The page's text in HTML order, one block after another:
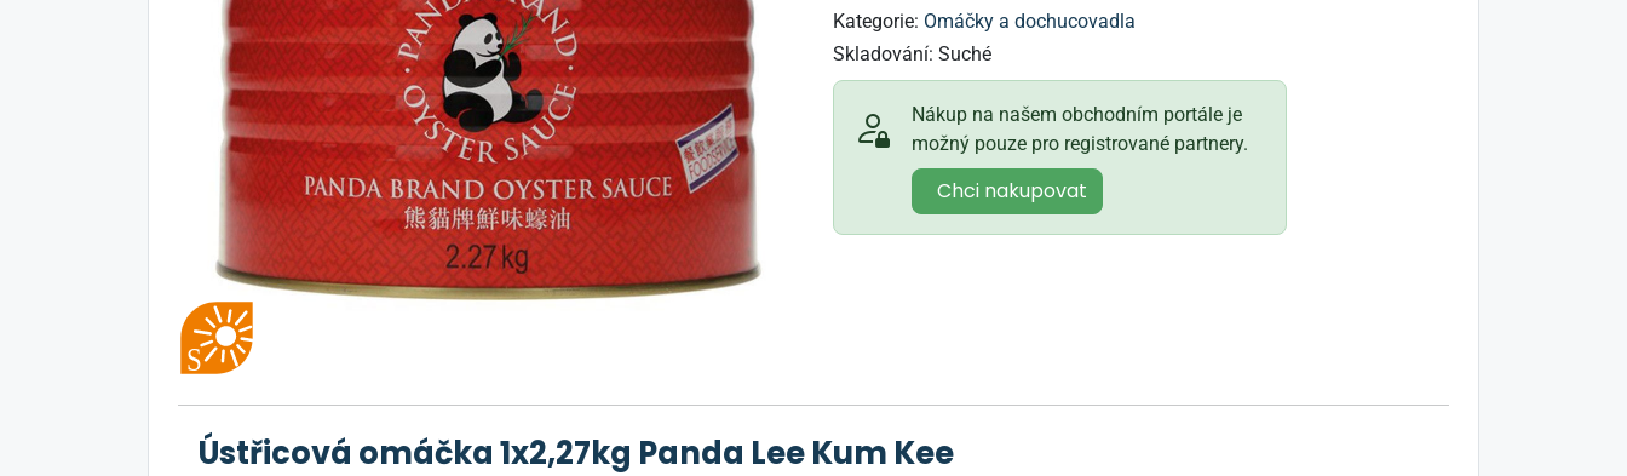
Kategorie: Omáčky a dochucovadla
Skladování: Suché
Nákup na našem obchodním portále je
možný pouze pro registrované partnery.
Chci nakupovat
Ústřicová omáčka 1x2,27kg Panda Lee Kum Kee